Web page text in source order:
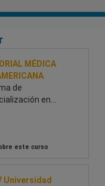
MÉDICA
de
en
este curso
Universidad